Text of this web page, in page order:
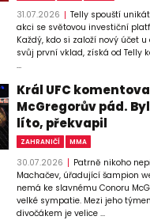
31.07.2026
Telly spouští
akci se světovou investiční
Každý, kdo si založí nový účet u
svůj první vklad, získá od Telly
...
Král UFC
McGregorův pád.
líto, překvapil
ZAHRANIČÍ MMA
30.07.2026
Patrně nikoho
Machačev, úřadující šampion
nemá ke slavnému Conoru
velké sympatie. Mezi jeho
divočákem je velice ...